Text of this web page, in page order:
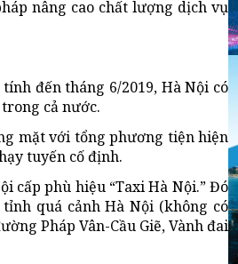
nâng cao chất lượng dịch vụ
tính đến tháng 6/2019, Hà Nội có
cả nước.
mặt với tổng phương tiện hiện
tuyến cố định.
cấp phù hiệu “Taxi Hà Nội.” Đó
quá cảnh Hà Nội (không có
Pháp Vân-Cầu Giẽ, Vành đai